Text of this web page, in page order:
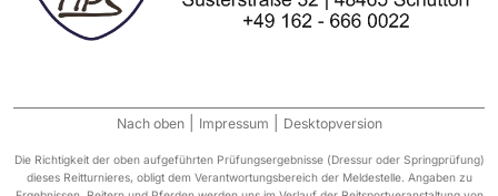
Nach oben Impressum Desktopversion
Die Richtigkeit der oben aufgeführten Prüfungsergebnisse (Dressur oder Springprüfung)
dieses Reitturnieres, obligt dem Verantwortungsbereich der Meldestelle. Angaben zu